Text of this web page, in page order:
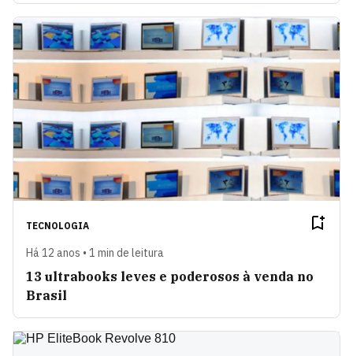
TECNOLOGIA
Há 12 anos • 1 min de leitura
13 ultrabooks leves e poderosos à venda no
Brasil